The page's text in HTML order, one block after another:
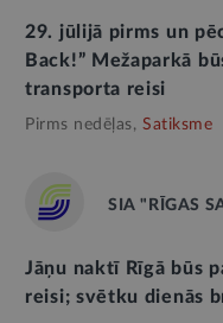
29. jūlijā pirms un
Back!” Mežaparkā
transporta reisi
Pirms nedēļas, Satiksme
SIA "RĪGAS
Jāņu naktī Rīgā būs
reisi; svētku dienās